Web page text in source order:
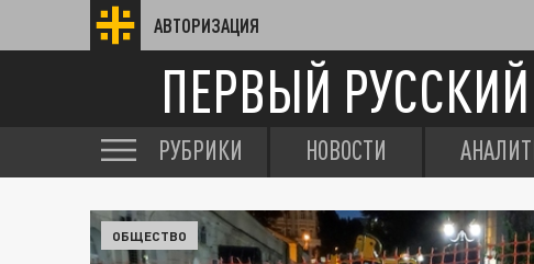
АВТОРИЗАЦИЯ
ПЕРВЫЙ РУССКИЙ
РУБРИКИ НОВОСТИ
ОБЩЕСТВО